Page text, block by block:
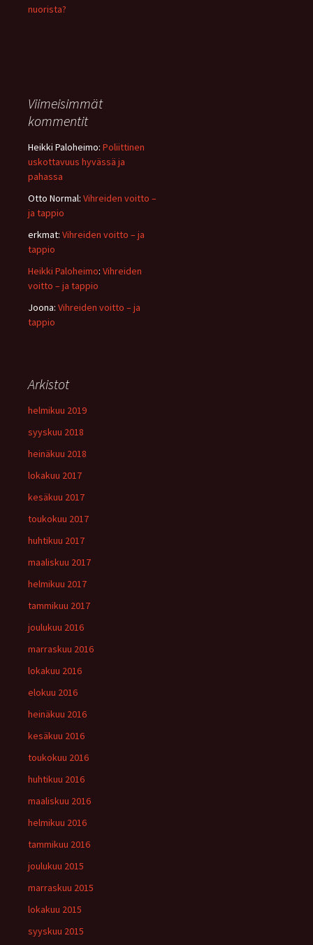
nuorista?
Viimeisimmät
kommentit
Heikki Paloheimo: Poliittinen
uskottavuus hyvässä ja
pahassa
Otto Normal: Vihreiden voitto –
ja tappio
erkmat: Vihreiden voitto – ja
tappio
Heikki Paloheimo: Vihreiden
voitto – ja tappio
Joona: Vihreiden voitto – ja
tappio
Arkistot
helmikuu 2019
syyskuu 2018
heinäkuu 2018
lokakuu 2017
kesäkuu 2017
toukokuu 2017
huhtikuu 2017
maaliskuu 2017
helmikuu 2017
tammikuu 2017
joulukuu 2016
marraskuu 2016
lokakuu 2016
elokuu 2016
heinäkuu 2016
kesäkuu 2016
toukokuu 2016
huhtikuu 2016
maaliskuu 2016
helmikuu 2016
tammikuu 2016
joulukuu 2015
marraskuu 2015
lokakuu 2015
syyskuu 2015